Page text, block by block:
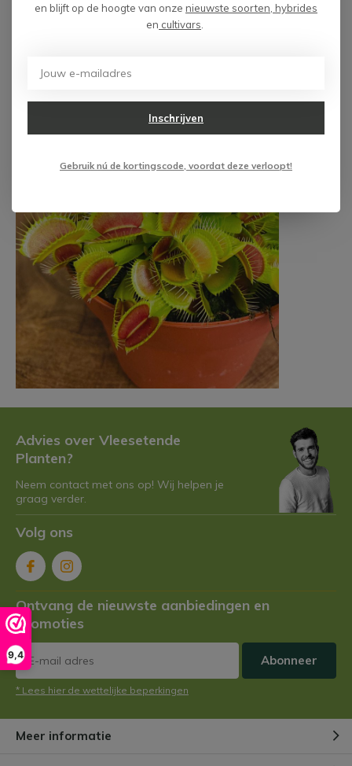
9,4
Advies over Vleesetende
Planten?
Neem contact met ons op! Wij helpen je
graag verder.
Volg ons
Ontvang de nieuwste aanbiedingen en
promoties
Abonneer
* Lees hier de wettelijke beperkingen
Meer informatie
en blijft op de hoogte van onze nieuwste soorten, hybrides
en cultivars
Inschrijven
Gebruik nú de kortingscode, voordat deze verloopt!